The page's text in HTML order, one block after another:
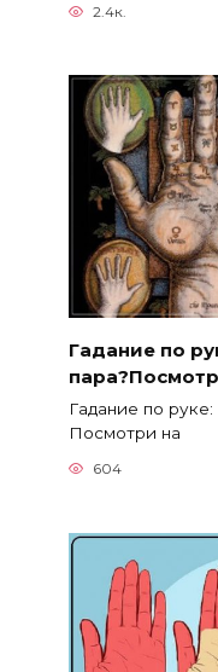
2.4к.
Гадание по
Гадание по
Посмотри на
604